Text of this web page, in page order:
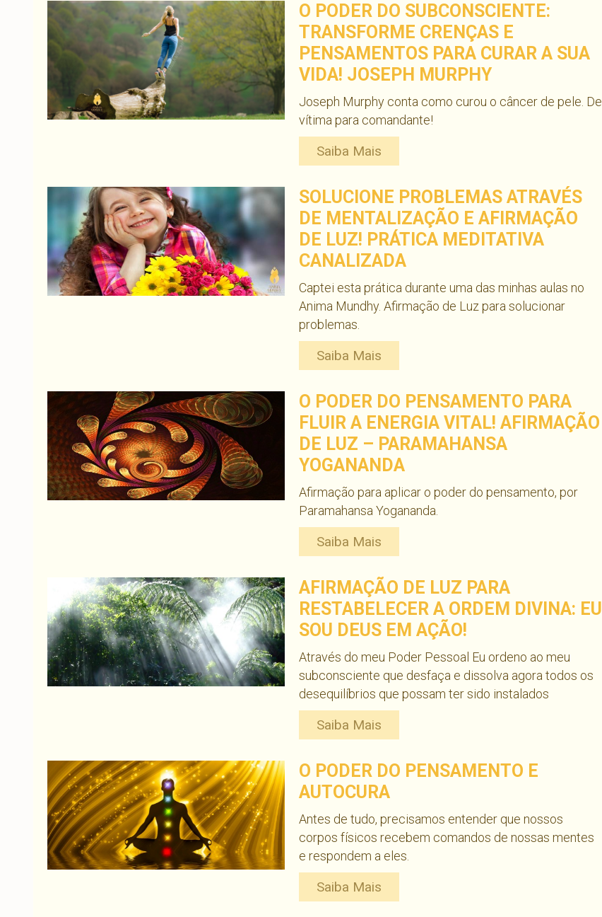
O PODER DO SUBCONSCIENTE:
TRANSFORME CRENÇAS E
PENSAMENTOS PARA CURAR A SUA
VIDA! JOSEPH MURPHY
Joseph Murphy conta como curou o câncer de pele. De
vítima para comandante!
Saiba Mais
SOLUCIONE PROBLEMAS ATRAVÉS
DE MENTALIZAÇÃO E AFIRMAÇÃO
DE LUZ! PRÁTICA MEDITATIVA
CANALIZADA
Captei esta prática durante uma das minhas aulas no
Anima Mundhy. Afirmação de Luz para solucionar
problemas.
Saiba Mais
O PODER DO PENSAMENTO PARA
FLUIR A ENERGIA VITAL! AFIRMAÇÃO
DE LUZ – PARAMAHANSA
YOGANANDA
Afirmação para aplicar o poder do pensamento, por
Paramahansa Yogananda.
Saiba Mais
AFIRMAÇÃO DE LUZ PARA
RESTABELECER A ORDEM DIVINA: EU
SOU DEUS EM AÇÃO!
Através do meu Poder Pessoal Eu ordeno ao meu
subconsciente que desfaça e dissolva agora todos os
desequilíbrios que possam ter sido instalados
Saiba Mais
O PODER DO PENSAMENTO E
AUTOCURA
Antes de tudo, precisamos entender que nossos
corpos físicos recebem comandos de nossas mentes
e respondem a eles.
Saiba Mais